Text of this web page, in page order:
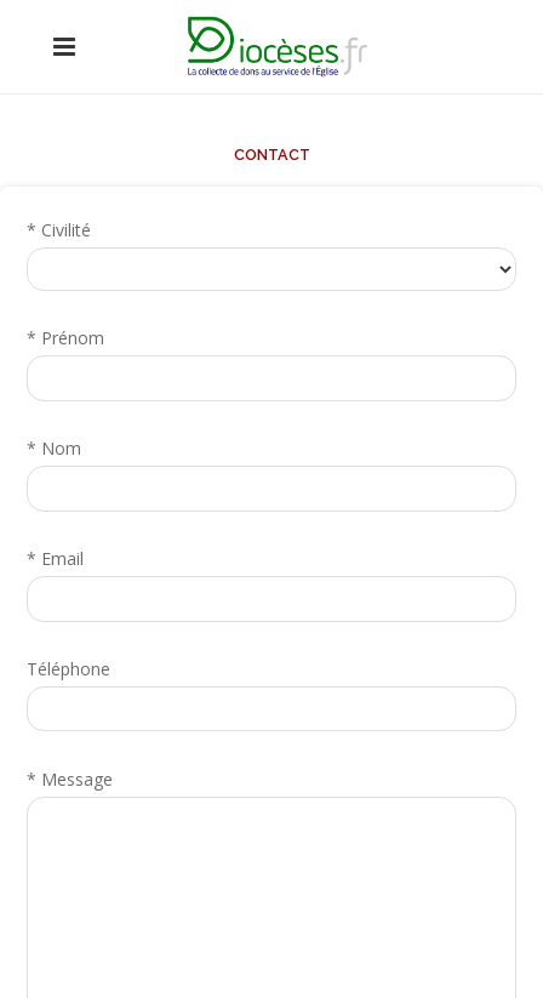
En visitant notre site, vous acceptez l'utilisation de cookies pour
améliorer votre expérience de navigation.En savoir plus
CONTACT
* Civilité
* Prénom
* Nom
* Email
Téléphone
* Message